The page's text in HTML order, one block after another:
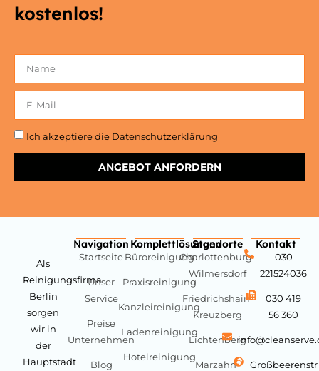
kostenlos!
Ich akzeptiere die Datenschutzerklärung
ANGEBOT ANFORDERN
Als
Reinigungsfirma
Berlin
sorgen
wir in
der
Hauptstadt
Navigation
Startseite
Unser
Service
Preise
Unternehmen
Blog
Komplettlösungen
Büroreinigung
Praxisreinigung
Kanzleireinigung
Ladenreinigung
Hotelreinigung
Standorte
Charlottenburg-
Wilmersdorf
Friedrichshain-
Kreuzberg
Lichtenberg
Marzahn-
Kontakt
030
221524036
030 419
56 360
Großbeerenstr